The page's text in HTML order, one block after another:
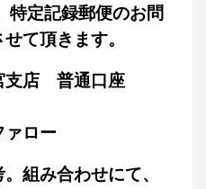
特定記録郵便のお問
て頂きます。
店 普通口座
ロー
組み合わせにて、